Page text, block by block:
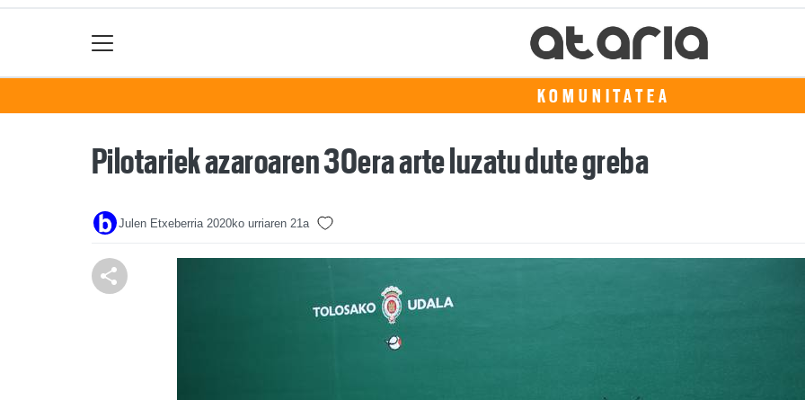
KOMUNITATEA
Pilotariek azaroaren 30era arte luzatu dute greba
Julen Etxeberria 2020ko urriaren 21a